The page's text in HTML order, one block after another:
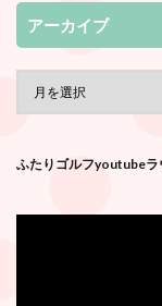
アーカイブ
ふたりゴルフyoutubeラ